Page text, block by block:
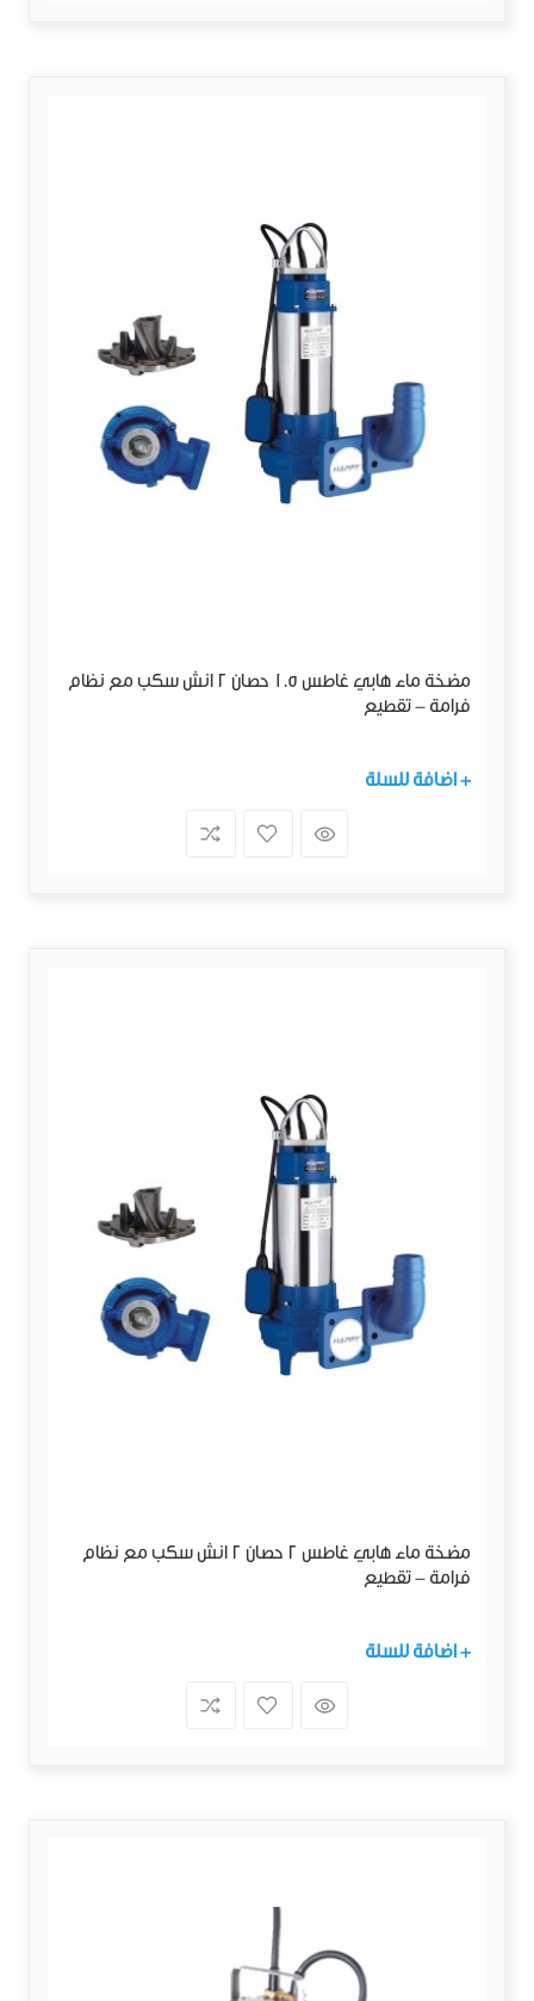
مضخة ماء هابي غاطس 1.5 حصان 2 انش سكب مع نظام
فرامة - تقطيع
+ اضافة للسلة
مضخة ماء هابي غاطس 2 حصان 2 انش سكب مع نظام
فرامة - تقطيع
+ اضافة للسلة